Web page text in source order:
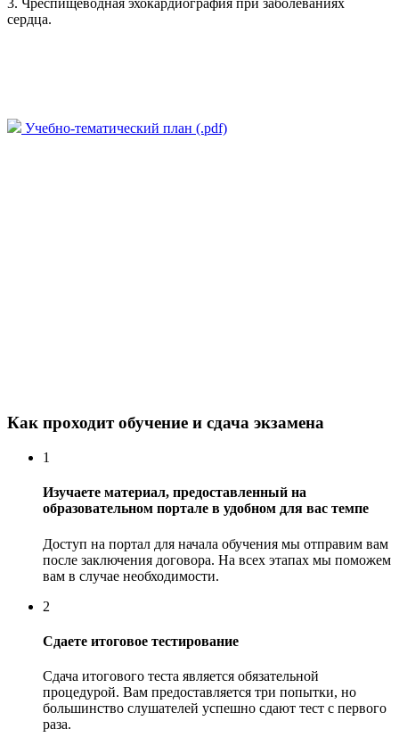
сердца.
Учебно-тематический план (.pdf)
Как проходит обучение и сдача экзамена
1
Изучаете материал, предоставленный на
образовательном портале в удобном для вас темпе
Доступ на портал для начала обучения мы отправим вам
после заключения договора. На всех этапах мы поможем
вам в случае необходимости.
2
Сдаете итоговое тестирование
Сдача итогового теста является обязательной
процедурой. Вам предоставляется три попытки, но
большинство слушателей успешно сдают тест с первого
раза.